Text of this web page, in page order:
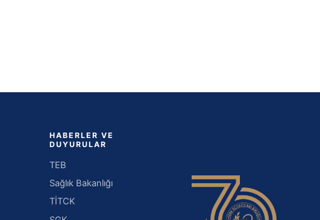
HABERLER VE
DUYURULAR
TEB
Sağlık Bakanlığı
TİTCK